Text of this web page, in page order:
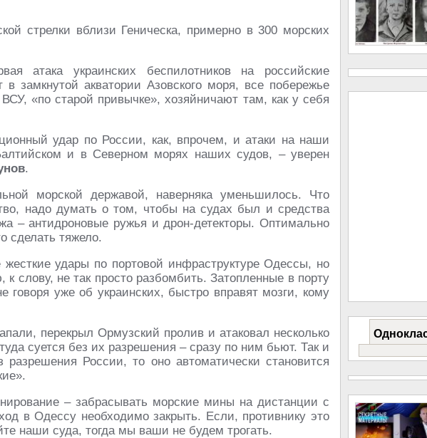
стрелки вблизи Геническа, примерно в 300 морских
атака украинских беспилотников на российские
замкнутой акватории Азовского моря, все побережье
«по старой привычке», хозяйничают там, как у себя
удар по России, как, впрочем, и атаки на наши
и в Северном морях наших судов, – уверен
.
морской державой, наверняка уменьшилось. Что
надо думать о том, чтобы на судах был и средства
– антидроновые ружья и дрон-детекторы. Оптимально
сделать тяжело.
удары по портовой инфраструктуре Одессы, но
к слову, не так просто разбомбить. Затопленные в порту
уже об украинских, быстро вправят мозги, кому
перекрыл Ормузский пролив и атаковал несколько
суется без их разрешения – сразу по ним бьют. Так и
России, то оно автоматически становится
– забрасывать морские мины на дистанции с
в Одессу необходимо закрыть. Если, противнику это
наши суда, тогда мы ваши не будем трогать.